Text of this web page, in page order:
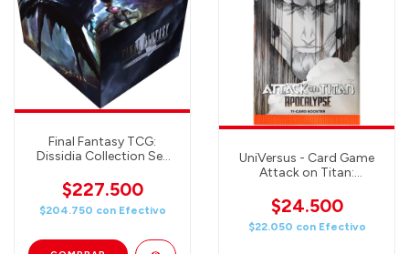
Final Fantasy TCG:
Dissidia Collection Set
$227.500
$204.750 con Efectivo
UniVersus - Card Game
Attack on Titan:
Pack (11 Cards) ENGLISH
$24.500
$22.050 con Efectivo